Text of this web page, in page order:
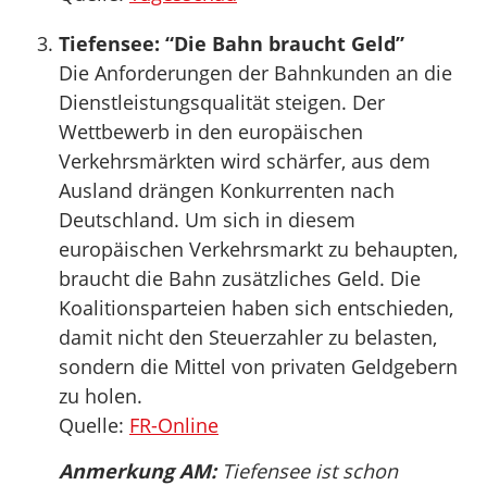
Tiefensee: “Die Bahn braucht Geld”
Die Anforderungen der Bahnkunden an die
Dienstleistungsqualität steigen. Der
Wettbewerb in den europäischen
Verkehrsmärkten wird schärfer, aus dem
Ausland drängen Konkurrenten nach
Deutschland. Um sich in diesem
europäischen Verkehrsmarkt zu behaupten,
braucht die Bahn zusätzliches Geld. Die
Koalitionsparteien haben sich entschieden,
damit nicht den Steuerzahler zu belasten,
sondern die Mittel von privaten Geldgebern
zu holen.
Quelle: FR-Online
Anmerkung AM:Tiefensee ist schon